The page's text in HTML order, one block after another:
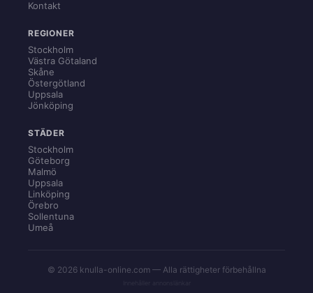
Kontakt
REGIONER
Stockholm
Västra Götaland
Skåne
Östergötland
Uppsala
Jönköping
STÄDER
Stockholm
Göteborg
Malmö
Uppsala
Linköping
Örebro
Sollentuna
Umeå
© 2026 knulla-online.com — Alla rättigheter förbehållna